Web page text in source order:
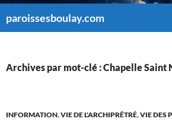
paroissesboulay.com
Archives par mot-clé : Chapelle Saint
INFORMATION,VIE DE L'ARCHIPRÊTRÉ,VIE DES